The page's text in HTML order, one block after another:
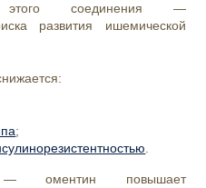
этого соединения —
развития ишемической
;
.
— оментин повышает